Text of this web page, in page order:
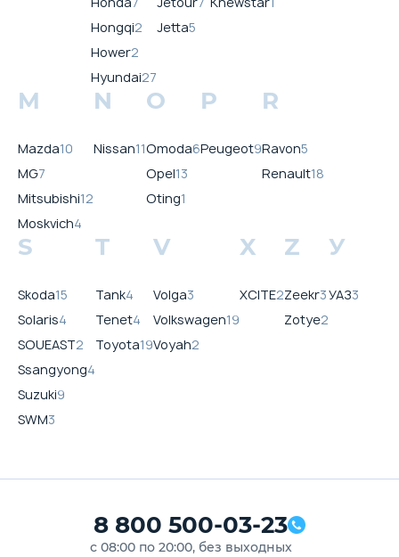
Hongqi2
Hower2
Hyundai27
Jetta5
M
Mazda10
MG7
Mitsubishi12
Moskvich4
N
Nissan11
O
Omoda6
Opel13
Oting1
P
Peugeot9
R
Ravon5
Renault18
S
Skoda15
Solaris4
SOUEAST2
Ssangyong4
Suzuki9
SWM3
T
Tank4
Tenet4
Toyota19
V
Volga3
Volkswagen19
Voyah2
X
XCITE2
Z
Zeekr3
Zotye2
У
УАЗ3
8 800 500-03-23
с 08:00 по 20:00, без выходных